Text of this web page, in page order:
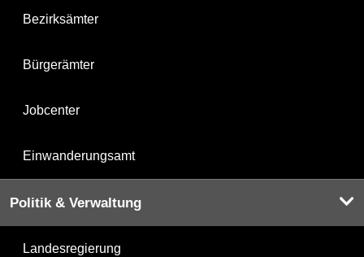
Bezirksämter
Bürgerämter
Jobcenter
Einwanderungsamt
Politik & Verwaltung
Landesregierung